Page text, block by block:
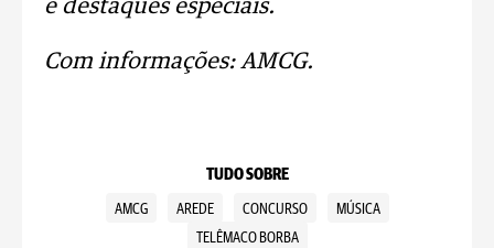
e destaques especiais.
Com informações: AMCG.
TUDO SOBRE
AMCG AREDE CONCURSO
MÚSICA
TELÊMACO BORBA